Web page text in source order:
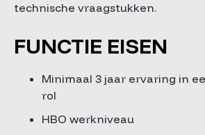
technische vraagstukken.
FUNCTIE EISEN
Minimaal 3 jaar ervaring in
rol
HBO werkniveau